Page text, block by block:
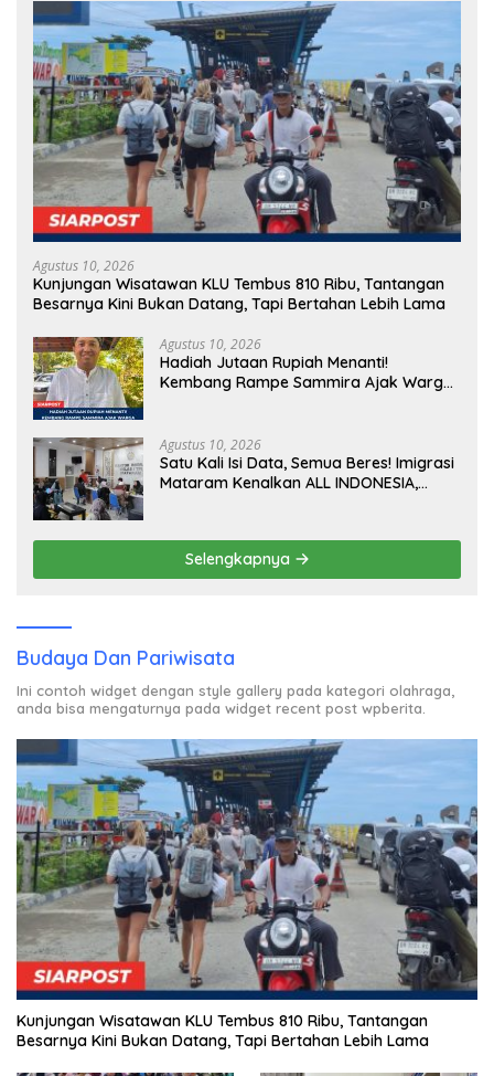
Agustus 10, 2026
Kunjungan Wisatawan KLU Tembus 810 Ribu, Tantangan
Besarnya Kini Bukan Datang, Tapi Bertahan Lebih Lama
Agustus 10, 2026
Hadiah Jutaan Rupiah Menanti!
Kembang Rampe Sammira Ajak Warga
Agustus 10, 2026
Satu Kali Isi Data, Semua Beres! Imigrasi
Mataram Kenalkan ALL INDONESIA,
Selengkapnya
Budaya Dan Pariwisata
Ini contoh widget dengan style gallery pada kategori olahraga,
anda bisa mengaturnya pada widget recent post wpberita.
Kunjungan Wisatawan KLU Tembus 810 Ribu, Tantangan
Besarnya Kini Bukan Datang, Tapi Bertahan Lebih Lama